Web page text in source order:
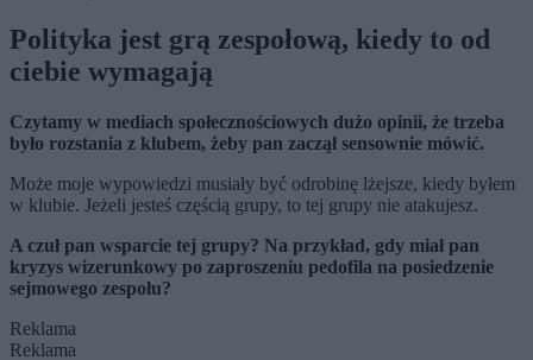
Polityka jest grą zespołową, kiedy to od
ciebie wymagają
Czytamy w mediach społecznościowych dużo opinii, że trzeba
było rozstania z klubem, żeby pan zaczął sensownie mówić.
Może moje wypowiedzi musiały być odrobinę lżejsze, kiedy byłem
w klubie. Jeżeli jesteś częścią grupy, to tej grupy nie atakujesz.
A czuł pan wsparcie tej grupy? Na przykład, gdy miał pan
kryzys wizerunkowy po zaproszeniu pedofila na posiedzenie
sejmowego zespołu?
Reklama
Reklama